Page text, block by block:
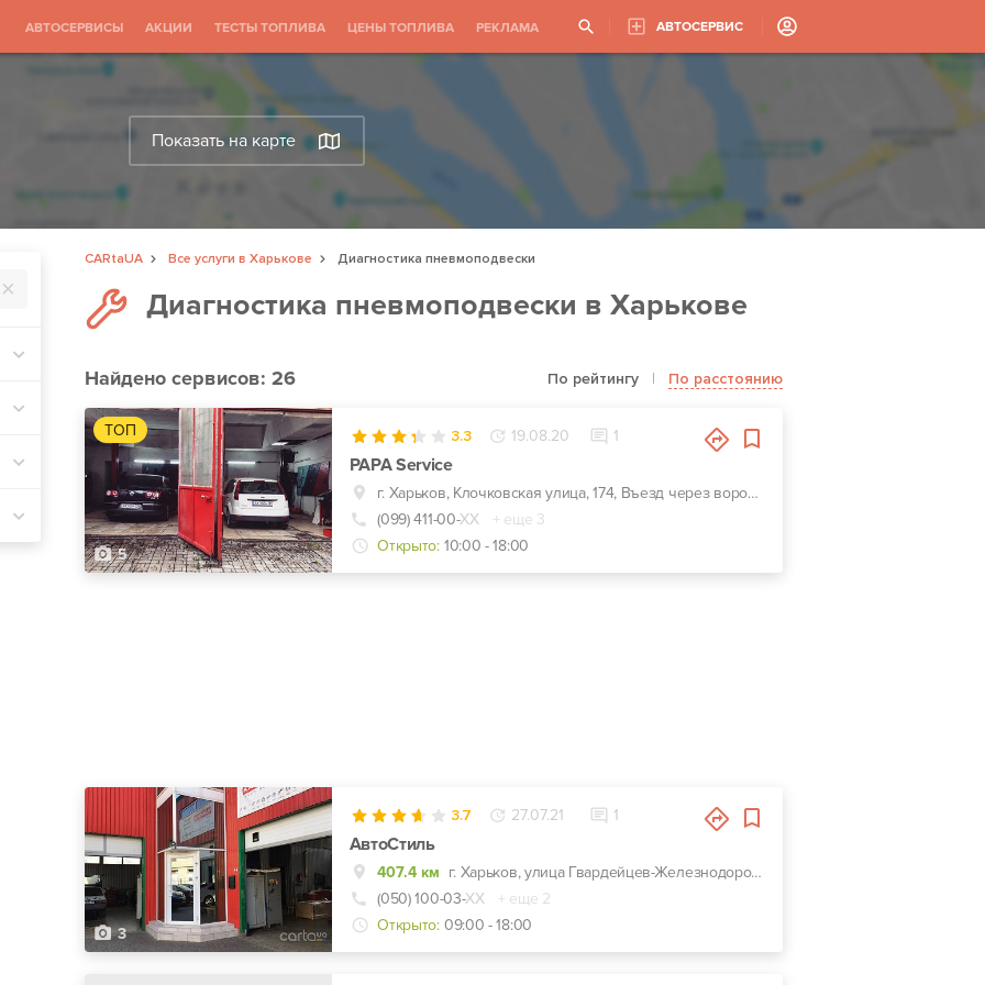
АВТОСЕРВИСЫ АКЦИИ ТЕСТЫ ТОПЛИВА ЦЕНЫ ТОПЛИВА РЕКЛАМА АВТОСЕРВИС
Показать на карте
CARtaUA Все услуги в Харькове
Диагностика пневмоподвески
Диагностика пневмоподвески в Харькове
Найденосервисов: 26 По рейтингу | По расстоянию
ТОП
5
3.3 19.08.20 1
PAPA Service
г. Харьков, Клочковская улица, 174, Въезд через ворота возле кафе "Первый Грузинский"
(099) 411-00-ХХ
+ еще 3
Открыто: 10:00 - 18:00
3
3.7 27.07.21 1
АвтоСтиль
407.4 км
г. Харьков, улица Гвардейцев-Железнодорожников, 11, Красно-зеленый комплекс СТО-Автомойка-Автомагазин. Недалеко от перекрестка Макдональдс на ЮЖД.
(050) 100-03-ХХ
+ еще 2
Открыто: 09:00 - 18:00